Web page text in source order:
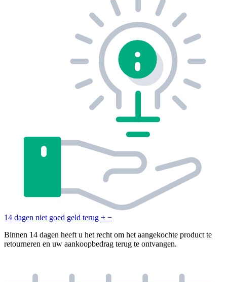
14 dagen niet goed geld terug + −
Binnen 14 dagen heeft u het recht om het aangekochte product te
retourneren en uw aankoopbedrag terug te ontvangen.